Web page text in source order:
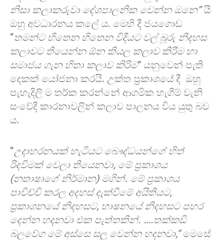
නිසා කලාකරුවා දේශපාලනික වෙන්න ඔනෙ”යි
ඔහු අවධාරනය කලේ ය. මෙහි දී ජයගොඩ
“තමන්ට හිතෙන හිතෙන විදියට වල් බූරු නිදහස
කලාවට තියෙන්න ඕන කියල කලාව කිරීම හා
සමාජය ගැන හිතා කලාව කිරිම” යනුවෙන් පැති
දෙකක් යෝජනා කරයි. උක්ත ප්‍රකාශයේ දී ඔහු
පැහැදිලි ම තර්ක කරන්නේ ආගමික හැගීම් වැනි
සංවේදී කාරනාවලින් කලාව පාලනය විය යුතු බව
ය.
“උදාහරනයක් හැටියට බෞද්ධයන්ගේ හිත්
රිදවිමක් වෙලා තියෙනවා, මේ ප්‍රකාශය
(නතාෂාගේ නිර්මාන) මගින්. මේ ප්‍රකාශය
පාවිච්චි කරල අදහස් දැක්වීමේ අයිතියට,
ප්‍රකාශනයේ නිදහසට, භාෂනයේ නිදහසට පහර
දෙන්න හදනවා එක පැත්තකින්. ….තක්කඩි
බලවේග මේ අස්සෙ සලු වෙන්න හදනවා,”මෙසේ